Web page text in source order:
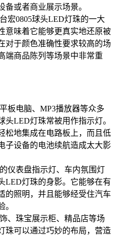
备或者商业展示场景。
宏0805球头LED灯珠的一大
意味着它能够更真实地还原被
对于颜色准确性要求较高的场
端商品陈列等场景中非常重
板电脑、MP3播放器等众多
头LED灯珠常被用作指示灯。
松地集成在电路板上，而且低
子设备的电池续航造成太大影
仪表盘指示灯、车内氛围灯
LED灯珠的身影。它能够在有
的照明，并且能够经受住汽车
。
、珠宝展示柜、精品店等场
珠可以通过巧妙的布局，营造